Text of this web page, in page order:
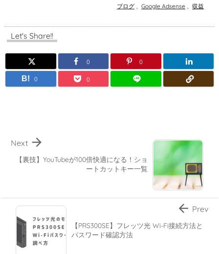
ブログ
Google Adsense 収益
Let's Share!!
0 0
B! 0 0
【裏技】YouTubeが100倍快適になる！ショ
ートカットキー一覧

Next
【PRS300SE】フレッツ光 Wi-Fi接続方法と
パスワード確認方法
 Prev